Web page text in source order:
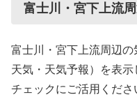
富士川・宮下上流
富士川・宮下上流周辺
天気・天気予報）を表
チェックにご活用くださ